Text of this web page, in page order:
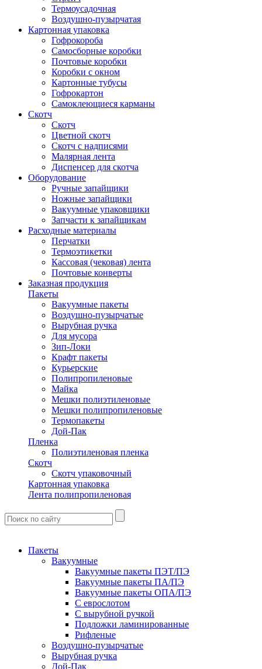
Термоусадочная
Воздушно-пузырчатая
Картонная упаковка
Гофрокороба
Самосборные коробки
Почтовые коробки
Коробки с окном
Картонные тубусы
Гофрокартон
Самоклеющиеся карманы
Скотч
Скотч
Цветной скотч
Скотч с надписями
Малярная лента
Диспенсер для скотча
Оборудование
Ручные запайщики
Ножные запайщики
Вакуумные упаковщики
Запчасти к запайщикам
Расходные материалы
Перчатки
Термоэтикетки
Кассовая (чековая) лента
Почтовые конверты
Заказная продукция
Пакеты
Вакуумные пакеты
Воздушно-пузырчатые
Вырубная ручка
Для мусора
Зип-Локи
Крафт пакеты
Курьерские
Полипропиленовые
Майка
Мешки полиэтиленовые
Мешки полипропиленовые
Термопакеты
Дой-Пак
Пленка
Полиэтиленовая пленка
Скотч
Скотч упаковочный
Картонная упаковка
Лента полипропиленовая
Пакеты
Вакуумные
Вакуумные пакеты ПЭТ/ПЭ
Вакуумные пакеты ПА/ПЭ
Вакуумные пакеты ОПА/ПЭ
С еврослотом
С вырубной ручкой
Подложки ламинированные
Рифленые
Воздушно-пузырчатые
Вырубная ручка
Дой-Пак